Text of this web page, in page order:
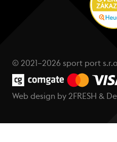
© 2021–2026 sport port
Web design by 2FRESH &